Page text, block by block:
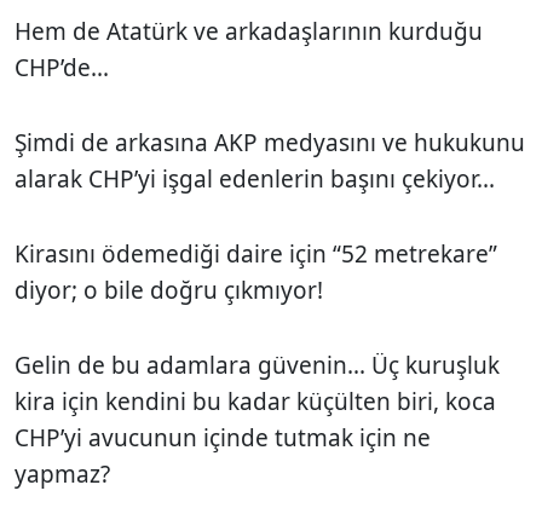
Hem de Atatürk ve arkadaşlarının kurduğu
CHP’de...
Şimdi de arkasına AKP medyasını ve hukukunu
alarak CHP’yi işgal edenlerin başını çekiyor...
Kirasını ödemediği daire için “52 metrekare”
diyor; o bile doğru çıkmıyor!
Gelin de bu adamlara güvenin... Üç kuruşluk
kira için kendini bu kadar küçülten biri, koca
CHP’yi avucunun içinde tutmak için ne
yapmaz?